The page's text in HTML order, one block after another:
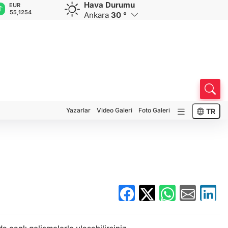
GBP
64,3468
CHF
59,0083
CAD
34,1883
Hava Durumu
Ankara 30 °
Yazarlar Video Galeri Foto Galeri TR